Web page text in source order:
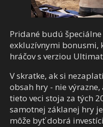
Pridané budú
exkluzívnymi bonusmi,
hráčov s verziou
V skratke, ak si
obsah hry - nie
tieto veci stoja za tých
samotnej záklanej hry
môže byť dobrá